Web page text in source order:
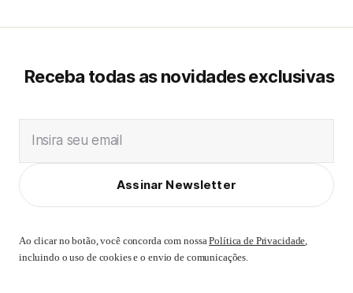
Receba todas as novidades exclusivas
Insira seu email
Assinar Newsletter
Ao clicar no botão, você concorda com nossaPolítica de Privacidade,
incluindo o uso de cookies e o envio de comunicações.